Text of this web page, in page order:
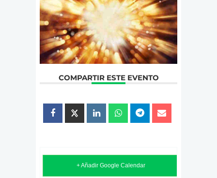
COMPARTIR ESTE EVENTO
+ Añadir Google Calendar